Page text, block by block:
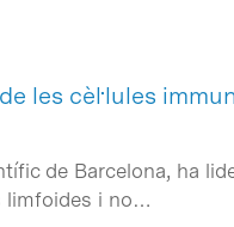
les cèl·lules
de Barcelona, ha
limfoides i no…